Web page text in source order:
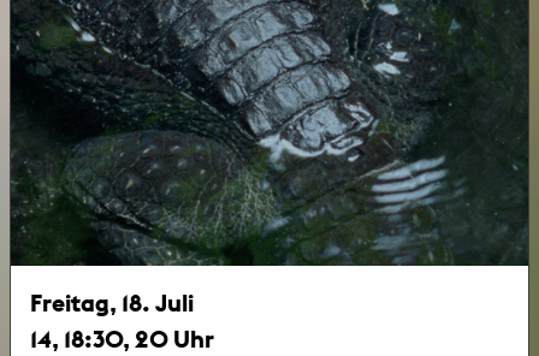
Freitag, 18. Juli
14, 18:30, 20 Uhr